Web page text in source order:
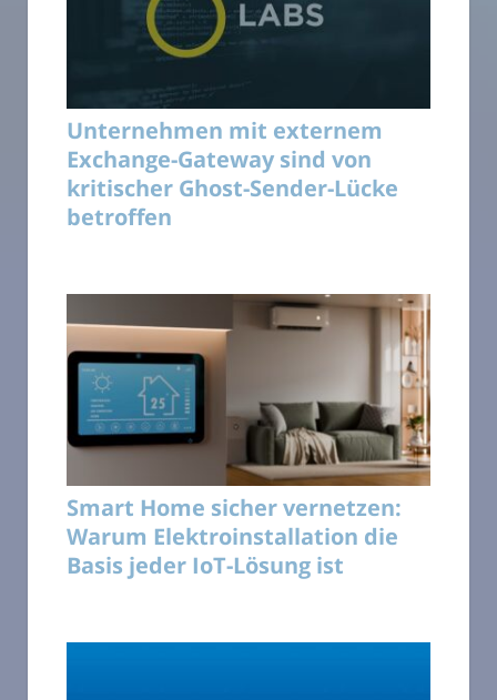
Unternehmen mit externem
Exchange-Gateway sind von
kritischer Ghost-Sender-Lücke
betroffen
Smart Home sicher vernetzen:
Warum Elektroinstallation die
Basis jeder IoT-Lösung ist